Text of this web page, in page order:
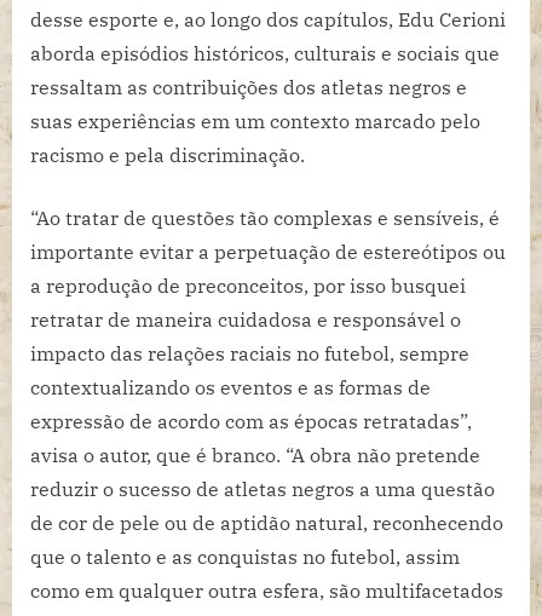
desse esporte e, ao longo dos capítulos, Edu Cerioni
aborda episódios históricos, culturais e sociais que
ressaltam as contribuições dos atletas negros e
suas experiências em um contexto marcado pelo
racismo e pela discriminação.
“Ao tratar de questões tão complexas e sensíveis, é
importante evitar a perpetuação de estereótipos ou
a reprodução de preconceitos, por isso busquei
retratar de maneira cuidadosa e responsável o
impacto das relações raciais no futebol, sempre
contextualizando os eventos e as formas de
expressão de acordo com as épocas retratadas”,
avisa o autor, que é branco. “A obra não pretende
reduzir o sucesso de atletas negros a uma questão
de cor de pele ou de aptidão natural, reconhecendo
que o talento e as conquistas no futebol, assim
como em qualquer outra esfera, são multifacetados